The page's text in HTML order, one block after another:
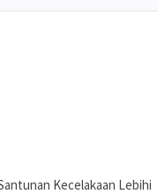
Kecelakaan Lebihi